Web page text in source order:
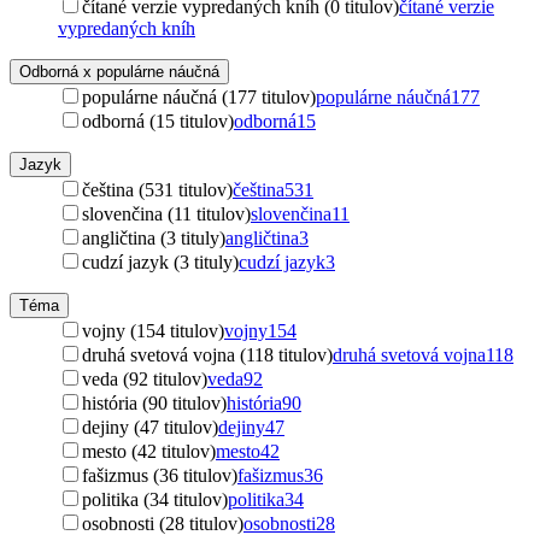
čítané verzie vypredaných kníh (0 titulov)čítané verzie
vypredaných kníh
Odborná x populárne náučná
populárne náučná (177 titulov)populárne náučná177
odborná (15 titulov)odborná15
Jazyk
čeština (531 titulov)čeština531
slovenčina (11 titulov)slovenčina11
angličtina (3 tituly)angličtina3
cudzí jazyk (3 tituly)cudzí jazyk3
Téma
vojny (154 titulov)vojny154
druhá svetová vojna (118 titulov)druhá svetová vojna118
veda (92 titulov)veda92
história (90 titulov)história90
dejiny (47 titulov)dejiny47
mesto (42 titulov)mesto42
fašizmus (36 titulov)fašizmus36
politika (34 titulov)politika34
osobnosti (28 titulov)osobnosti28